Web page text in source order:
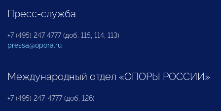
Пресс-служба
+7 (495) 247 4777 (доб. 115, 114, 113)
pressa@opora.ru
Международный отдел «ОПОРЫ РОССИИ»
+7 (495) 247-4777 (доб. 126)